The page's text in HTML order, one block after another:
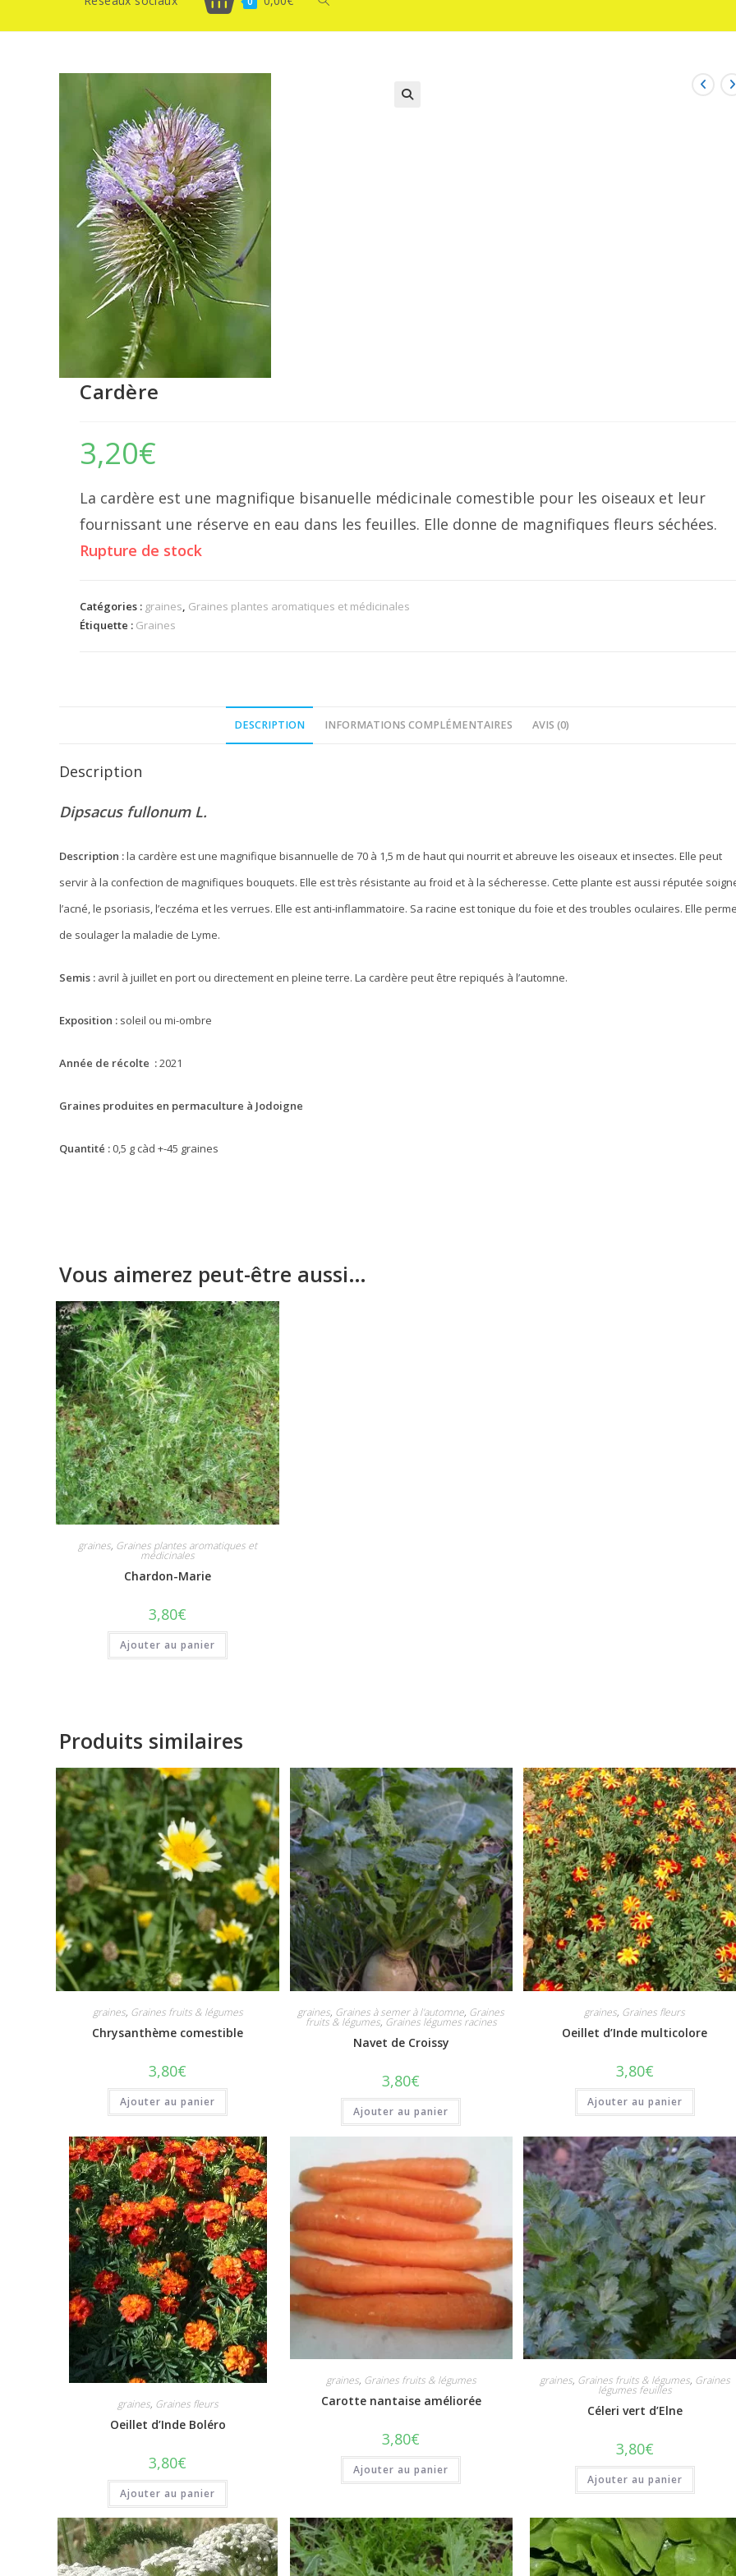
Cardère
3,20€
La cardère est une magnifique bisanuelle médicinale comestible pour les oiseaux et leur
fournissant une réserve en eau dans les feuilles. Elle donne de magnifiques fleurs séchées.
Rupture de stock
Catégories : graines, Graines plantes aromatiques et médicinales
Étiquette : Graines
DESCRIPTION INFORMATIONS COMPLÉMENTAIRES AVIS (0)
Description
Dipsacus fullonum L.
Description :la cardère est une magnifique bisannuelle de 70 à 1,5 m de haut qui nourrit et abreuve les oiseaux et insectes. Elle peut
servir à la confection de magnifiques bouquets. Elle est très résistante au froid et à la sécheresse. Cette plante est aussi réputée
l’acné, le psoriasis, l’eczéma et les verrues. Elle est anti-inflammatoire. Sa racine est tonique du foie et des troubles oculaires. Elle
de soulager la maladie de Lyme.
Semis : avril à juillet en port ou directement en pleine terre. La cardère peut être repiqués à l’automne.
Exposition : soleil ou mi-ombre
Année de récolte :2021
Graines produites en permaculture à Jodoigne
Quantité : 0,5 g càd +-45 graines
Vous aimerez peut-être aussi…
graines, Graines plantes aromatiques et
médicinales
Chardon-Marie
3,80€
Ajouter au panier
Produits similaires
graines, Graines fruits & légumes
Chrysanthème comestible
3,80€
Ajouter au panier
graines, Graines à semer à l'automne, Graines
fruits & légumes, Graines légumes racines
Navet de Croissy
3,80€
Ajouter au panier
graines, Graines fleurs
Oeillet d’Inde multicolore
3,80€
Ajouter au panier
graines, Graines fleurs
Oeillet d’Inde Boléro
3,80€
Ajouter au panier
graines, Graines fruits & légumes
Carotte nantaise améliorée
3,80€
Ajouter au panier
graines, Graines fruits & légumes, Graines
légumes feuilles
Céleri vert d’Elne
3,80€
Ajouter au panier